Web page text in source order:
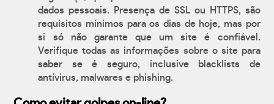
dados pessoais. Presença de SSL ou HTTPS, são
requisitos mínimos para os dias de hoje, mas por
si só não garante que um site é confiável.
Verifique todas as informações sobre o site para
saber se é seguro, inclusive blacklists de
antívirus, malwares e phishing.